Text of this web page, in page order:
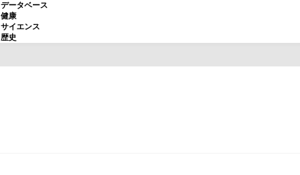
データベース
健康
サイエンス
歴史